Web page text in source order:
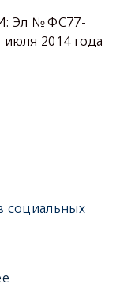
Эл № ФС77-
2014 года
социальных